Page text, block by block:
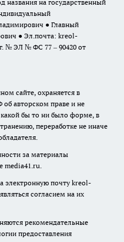
названия на государственный
● Главный
● Эл.почта: kreol-
№ ЭЛ № ФС 77 – 90420 от
сайте, охраняется в
об авторском праве и не
бы то ни было форме, в
переработке не иначе
за материалы
media41.ru.
электронную почту kreol-
согласием на их
рекомендательные
предоставления